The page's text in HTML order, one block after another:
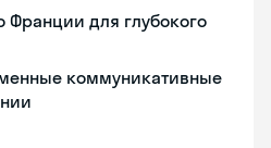
Франции для глубокого
коммуникативные